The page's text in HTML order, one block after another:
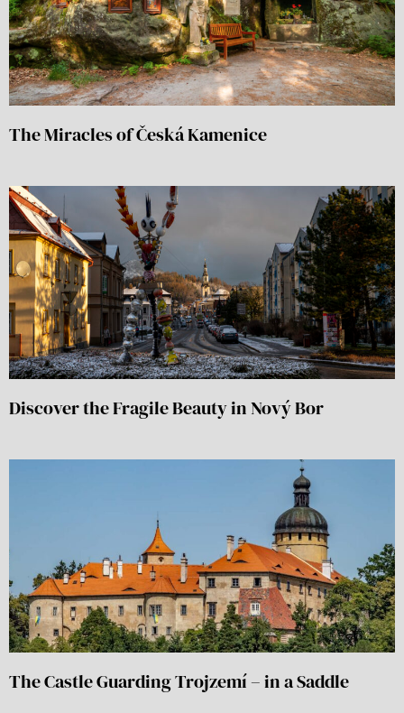
The Miracles of Česká Kamenice
Discover the Fragile Beauty in Nový Bor
The Castle Guarding Trojzemí – in a Saddle